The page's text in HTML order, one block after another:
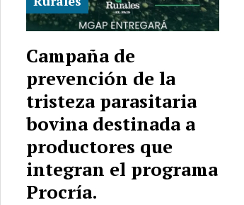
Campaña de
prevención de la
tristeza parasitaria
bovina destinada a
productores que
integran el programa
Procría.